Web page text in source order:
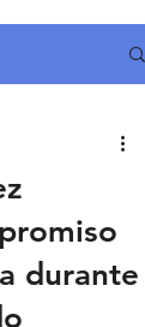
durante